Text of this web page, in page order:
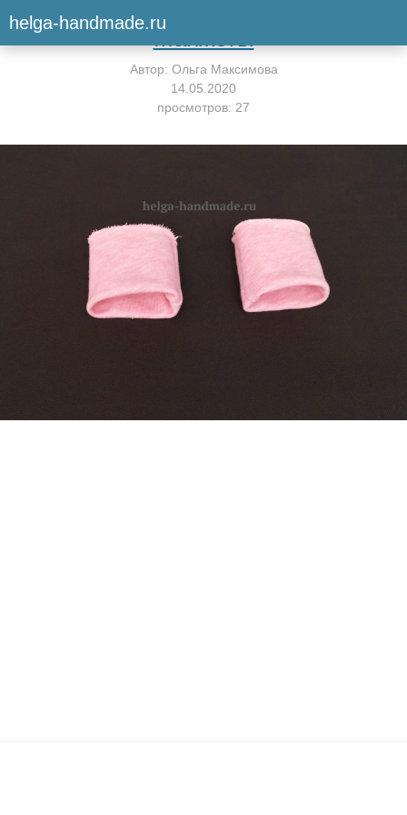
helga-handmade.ruВернуться к мастер-классу
Манжеты
Автор: Ольга Максимова
14.05.2020
просмотров: 27